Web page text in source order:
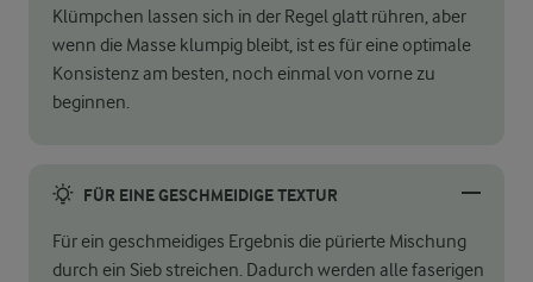
Klümpchen lassen sich in der Regel glatt rühren, aber
wenn die Masse klumpig bleibt, ist es für eine optimale
Konsistenz am besten, noch einmal von vorne zu
beginnen.
FÜR EINE GESCHMEIDIGE TEXTUR
Für ein geschmeidiges Ergebnis die pürierte Mischung
durch ein Sieb streichen. Dadurch werden alle faserigen